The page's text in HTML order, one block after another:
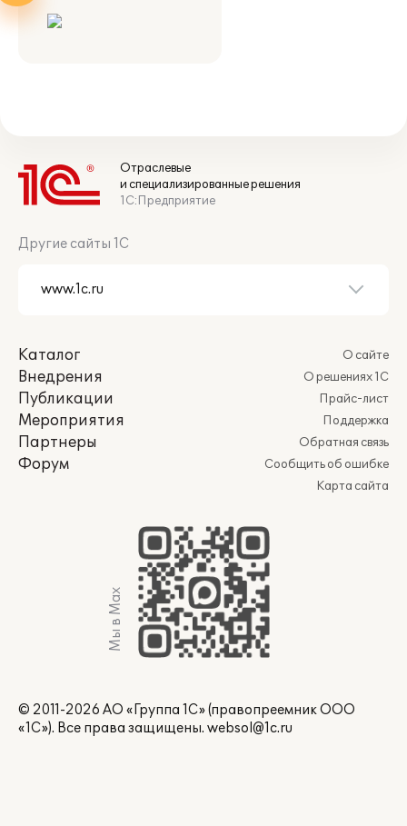
Отраслевые
и специализированные решения
1С:Предприятие
Другие сайты 1С
Каталог
Внедрения
Публикации
Мероприятия
Партнеры
Форум
О сайте
О решениях 1С
Прайс-лист
Поддержка
Обратная связь
Сообщить об ошибке
Карта сайта
Мы в Max
© 2011-2026 АО «Группа 1С» (правопреемник ООО
«1С»). Все права защищены. websol@1c.ru